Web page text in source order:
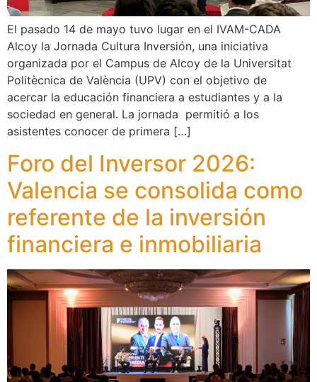
El pasado 14 de mayo tuvo lugar en el IVAM-CADA
Alcoy la Jornada Cultura Inversión, una iniciativa
organizada por el Campus de Alcoy de la Universitat
Politècnica de València (UPV) con el objetivo de
acercar la educación financiera a estudiantes y a la
sociedad en general. La jornada permitió a los
asistentes conocer de primera […]
Foro del Inversor 2026:
Valencia se consolida como
referente de la inversión
financiera e inmobiliaria